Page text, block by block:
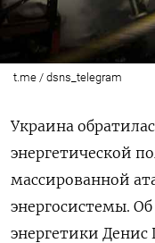
t.me / dsns_telegram
Украина
энергетической
массированной
энергосистемы.
энергетики